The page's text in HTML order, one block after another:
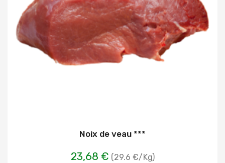
Noix de veau ***
23,68 € (29.6 €/Kg)